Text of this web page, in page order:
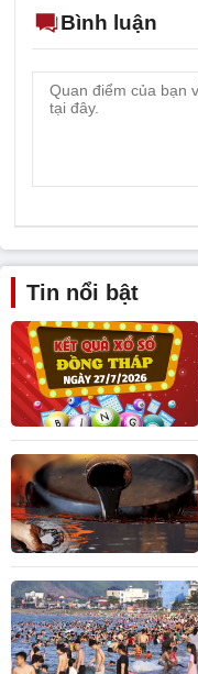
Bình luận
Tin nổi bật